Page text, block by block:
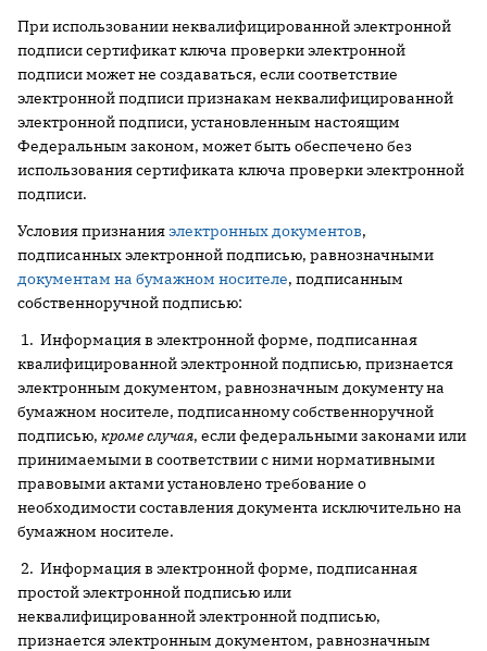
При использовании неквалифицированной электронной
подписи сертификат ключа проверки электронной
подписи может не создаваться, если соответствие
электронной подписи признакам неквалифицированной
электронной подписи, установленным настоящим
Федеральным законом, может быть обеспечено без
использования сертификата ключа проверки электронной
подписи.
Условия признанияэлектронных документов,
подписанных электронной подписью, равнозначными
документам на бумажном носителе, подписанным
собственноручной подписью:
1. Информация в электронной форме, подписанная
квалифицированной электронной подписью, признается
электронным документом, равнозначным документу на
бумажном носителе, подписанному собственноручной
подписью, кроме случая, если федеральными законами или
принимаемыми в соответствии с ними нормативными
правовыми актами установлено требование о
необходимости составления документа исключительно на
бумажном носителе.
2. Информация в электронной форме, подписанная
простой электронной подписью или
неквалифицированной электронной подписью,
признается электронным документом, равнозначным